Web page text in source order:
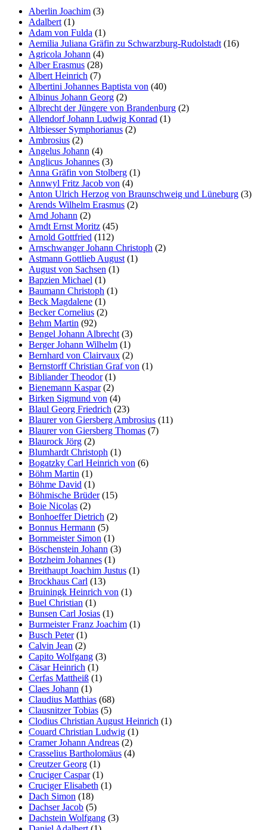
Aberlin Joachim (3)
Adalbert(1)
Adam von Fulda (1)
Aemilia Juliana Gräfin zu Schwarzburg-Rudolstadt(16)
Agricola Johann (4)
Alber Erasmus (28)
Albert Heinrich (7)
Albertini Johannes Baptista von (40)
Albinus Johann Georg (2)
Albrecht der Jüngere von Brandenburg (2)
Allendorf Johann Ludwig Konrad (1)
Altbiesser Symphorianus (2)
Ambrosius (2)
Angelus Johann (4)
Anglicus Johannes (3)
Anna Gräfin von Stolberg (1)
Annwyl Fritz Jacob von (4)
Anton Ulrich Herzog von Braunschweig und Lüneburg (3)
Arends Wilhelm Erasmus (2)
Arnd Johann (2)
Arndt Ernst Moritz (45)
Arnold Gottfried (112)
Arnschwanger Johann Christoph (2)
Astmann Gottlieb August(1)
August von Sachsen (1)
Bapzien Michael (1)
Baumann Christoph (1)
Beck Magdalene (1)
Becker Cornelius (2)
Behm Martin (92)
Bengel Johann Albrecht(3)
Berger Johann Wilhelm (1)
Bernhard von Clairvaux (2)
Bernstorff Christian Graf von (1)
Bibliander Theodor(1)
Bienemann Kaspar(2)
Birken Sigmund von (4)
Blaul Georg Friedrich (23)
Blaurer von Giersberg Ambrosius (11)
Blaurer von Giersberg Thomas (7)
Blaurock Jörg (2)
Blumhardt Christoph (1)
Bogatzky Carl Heinrich von (6)
Böhm Martin (1)
Böhme David (1)
Böhmische Brüder(15)
Boie Nicolas (2)
Bonhoeffer Dietrich (2)
Bonnus Hermann (5)
Bornmeister Simon (1)
Böschenstein Johann (3)
Botzheim Johannes (1)
Breithaupt Joachim Justus (1)
Brockhaus Carl (13)
Bruiningk Heinrich von (1)
Buel Christian (1)
Bunsen Carl Josias (1)
Burmeister Franz Joachim (1)
Busch Peter(1)
Calvin Jean (2)
Capito Wolfgang (3)
Cäsar Heinrich (1)
Cerfas Mattheiß (1)
Claes Johann (1)
Claudius Matthias (68)
Clausnitzer Tobias (5)
Clodius Christian August Heinrich (1)
Couard Christian Ludwig (1)
Cramer Johann Andreas (2)
Crasselius Bartholomäus (4)
Creutzer Georg (1)
Cruciger Caspar(1)
Cruciger Elisabeth (1)
Dach Simon (18)
Dachser Jacob (5)
Dachstein Wolfgang (3)
Erfahrung
Damit unsere
Website
während
Ihres Besuchs
so gut wie
möglich
funktioniert.
Wenn Sie
diese Cookies
ablehnen,
verschwinden
einige
Funktionen
von der
Website.
Marketing
Indem Sie uns Ihre
Interessen und Ihr
Verhalten beim
Besuch unserer
Website mitteilen,
erhöhen Sie die
Wahrscheinlichkeit,
personalisierte
Inhalte und
Angebote zu sehen.